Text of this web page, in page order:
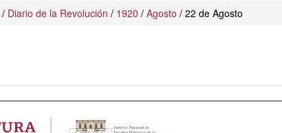
/ Diario de la Revolución / 1920 / Agosto / 22 de Agosto